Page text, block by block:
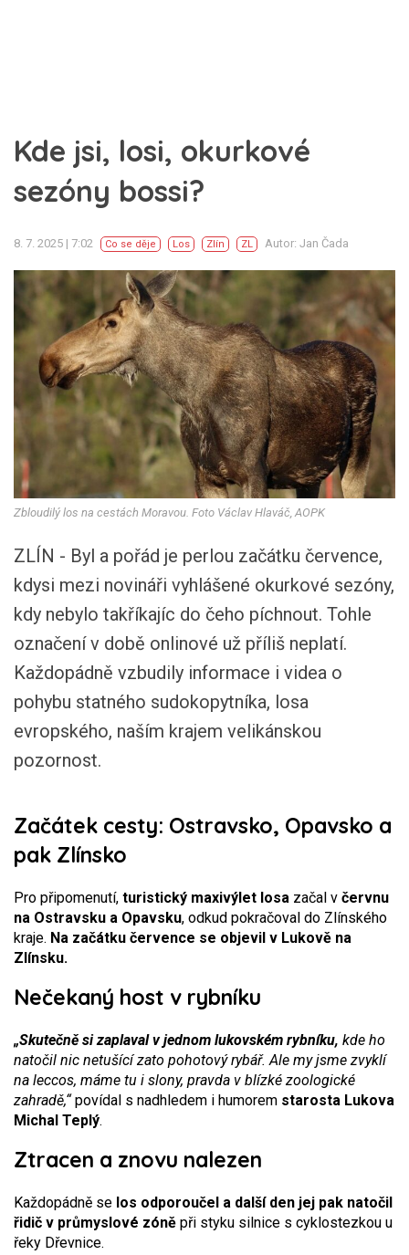
Kde jsi, losi, okurkové
sezóny bossi?
8. 7. 2025 | 7:02 Co se děje Los Zlín ZL Autor: Jan Čada
Zbloudilý los na cestách Moravou. Foto Václav Hlaváč, AOPK
ZLÍN - Byl a pořád je perlou začátku července,
kdysi mezi novináři vyhlášené okurkové sezóny,
kdy nebylo takříkajíc do čeho píchnout. Tohle
označení v době onlinové už příliš neplatí.
Každopádně vzbudily informace i videa o
pohybu statného sudokopytníka, losa
evropského, naším krajem velikánskou
pozornost.
Začátek cesty: Ostravsko, Opavsko a
pak Zlínsko
Pro připomenutí, turistický maxivýlet losa začal v červnu
na Ostravsku a Opavsku, odkud pokračoval do Zlínského
kraje. Na začátku července se objevil v Lukově na
Zlínsku.
Nečekaný host v rybníku
„Skutečně si zaplaval v jednom lukovském rybníku, kde ho
natočil nic netušící zato pohotový rybář. Ale my jsme zvyklí
na leccos, máme tu i slony, pravda v blízké zoologické
zahradě,“povídal s nadhledem i humorem starosta Lukova
Michal Teplý.
Ztracen a znovu nalezen
Každopádně se los odporoučel a další den jej pak natočil
řidič v průmyslové zóně při styku silnice s cyklostezkou u
řeky Dřevnice.